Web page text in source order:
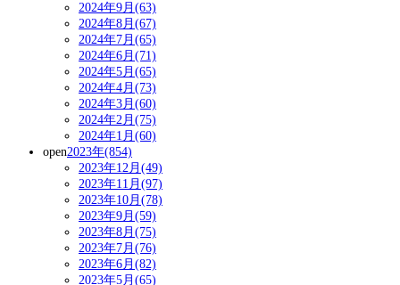
2024年9月(63)
2024年8月(67)
2024年7月(65)
2024年6月(71)
2024年5月(65)
2024年4月(73)
2024年3月(60)
2024年2月(75)
2024年1月(60)
open2023年(854)
2023年12月(49)
2023年11月(97)
2023年10月(78)
2023年9月(59)
2023年8月(75)
2023年7月(76)
2023年6月(82)
2023年5月(65)